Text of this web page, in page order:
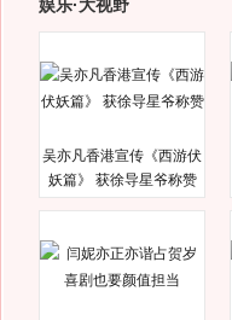
娱乐·大视野
吴亦凡香港宣传《西游伏
妖篇》 获徐导星爷称赞